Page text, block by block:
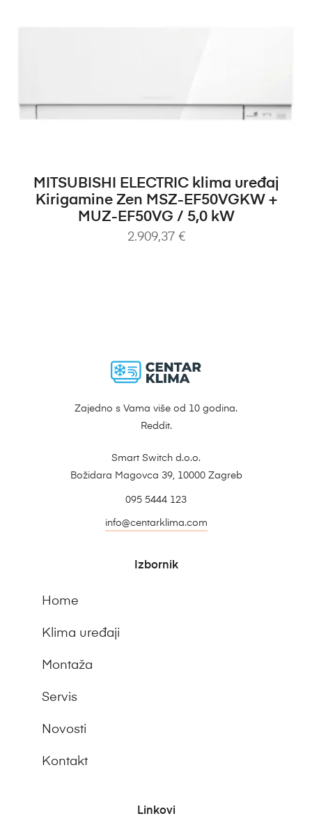
DODAJ U KOŠARICU
MITSUBISHI ELECTRIC klima uređaj
Kirigamine Zen MSZ-EF50VGKW +
MUZ-EF50VG / 5,0 kW
2.909,37 €
Zajedno s Vama više od 10 godina.
Reddit.
Smart Switch d.o.o.
Božidara Magovca 39, 10000 Zagreb
095 5444 123
info@centarklima.com
Izbornik
Home
Klima uređaji
Montaža
Servis
Novosti
Kontakt
Linkovi